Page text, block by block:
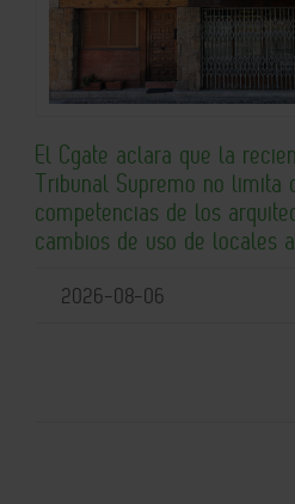
El Cgate aclara que la
Tribunal Supremo no limita
competencias de los
cambios de uso de locales
2026-08-06